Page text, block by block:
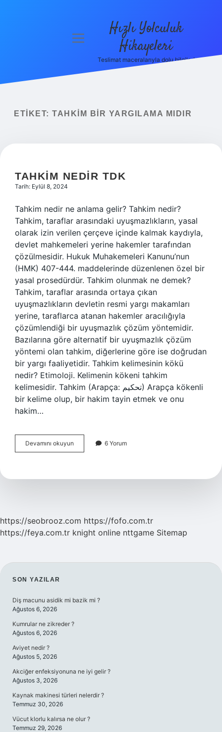
menüyü
Hızlı Yolculuk
Hikayeleri
Teslimat maceralarıyla dolu bilgiler!
ETIKET: TAHKIM BIR YARGILAMA MIDIR
TAHKIM NEDIR TDK
Tarih: Eylül 8, 2024
Tahkim nedir ne anlama gelir? Tahkim nedir?
Tahkim, taraflar arasındaki uyuşmazlıkların, yasal
olarak izin verilen çerçeve içinde kalmak kaydıyla,
devlet mahkemeleri yerine hakemler tarafından
çözülmesidir. Hukuk Muhakemeleri Kanunu’nun
(HMK) 407-444. maddelerinde düzenlenen özel bir
yasal prosedürdür. Tahkim olunmak ne demek?
Tahkim, taraflar arasında ortaya çıkan
uyuşmazlıkların devletin resmi yargı makamları
yerine, taraflarca atanan hakemler aracılığıyla
çözümlendiği bir uyuşmazlık çözüm yöntemidir.
Bazılarına göre alternatif bir uyuşmazlık çözüm
yöntemi olan tahkim, diğerlerine göre ise doğrudan
bir yargı faaliyetidir. Tahkim kelimesinin kökü
nedir? Etimoloji. Kelimenin kökeni tahkim
kelimesidir. Tahkim (Arapça: تحكيم) Arapça kökenli
bir kelime olup, bir hakim tayin etmek ve onu
hakim…
Devamını okuyun
Nedir
6 Yorum
https://seobrooz.com https://fofo.com.tr
https://feya.com.tr knight online nttgame Sitemap
SIDEBAR
SON YAZILAR
Diş macunu asidik mi bazik mi ?
Ağustos 6, 2026
Kumrular ne zikreder ?
Ağustos 6, 2026
Aviyet nedir ?
Ağustos 5, 2026
Akciğer enfeksiyonuna ne iyi gelir ?
Ağustos 3, 2026
Kaynak makinesi türleri nelerdir ?
Temmuz 30, 2026
Vücut klorlu kalırsa ne olur ?
Temmuz 29, 2026